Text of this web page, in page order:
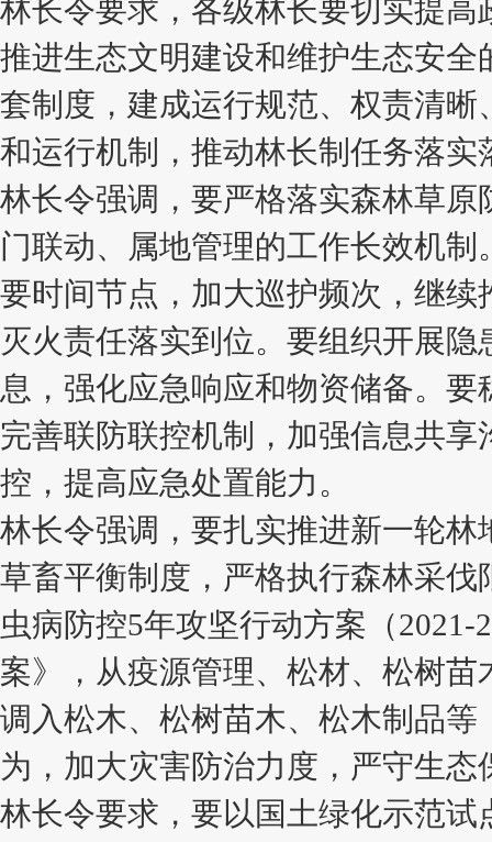
林长令要求，各级林长要切实提
推进生态文明建设和维护生态安
套制度，建成运行规范、权责清
和运行机制，推动林长制任务落实
林长令强调，要严格落实森林草
门联动、属地管理的工作长效机
要时间节点，加大巡护频次，继续
灭火责任落实到位。要组织开展
息，强化应急响应和物资储备。
完善联防联控机制，加强信息共
控，提高应急处置能力。
林长令强调，要扎实推进新一轮
草畜平衡制度，严格执行森林采
虫病防控5年攻坚行动方案（
案》，从疫源管理、松材、松树
调入松木、松树苗木、松木制品
为，加大灾害防治力度，严守生
林长令要求，要以国土绿化示范试